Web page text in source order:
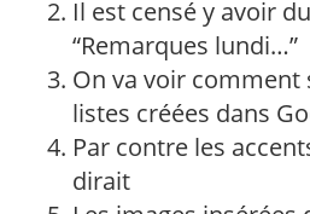
Il est censé y avoir
“Remarques lundi…”
On va voir comment
listes créées dans
Par contre les
dirait